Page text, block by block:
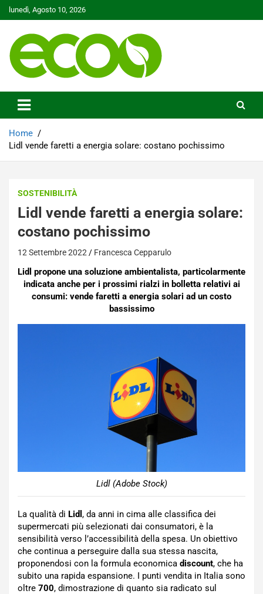
Skip
to
lunedì, Agosto 10, 2026
Ecoo.it
Home
Lidl vende faretti a energia solare: costano pochissimo
SOSTENIBILITÀ
Lidl vende faretti a energia solare:
costano pochissimo
12 Settembre 2022 Francesca Cepparulo
Lidl propone una soluzione ambientalista, particolarmente
indicata anche per i prossimi rialzi in bolletta relativi ai
consumi: vende faretti a energia solari ad un costo
bassissimo
Lidl (Adobe Stock)
La qualità di Lidl , da anni in cima alle classifica dei
supermercati più selezionati dai consumatori, è la
sensibilità verso l’accessibilità della spesa. Un obiettivo
che continua a perseguire dalla sua stessa nascita,
proponendosi con la formula economica discount, che ha
subito una rapida espansione. I punti vendita in Italia sono
oltre 700, dimostrazione di quanto sia radicato sul